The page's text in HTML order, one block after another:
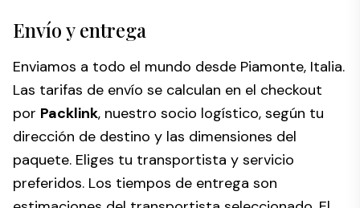
Envío y entrega
Enviamos a todo el mundo desde Piamonte, Italia.
Las tarifas de envío se calculan en el checkout
por Packlink, nuestro socio logístico, según tu
dirección de destino y las dimensiones del
paquete. Eliges tu transportista y servicio
preferidos. Los tiempos de entrega son